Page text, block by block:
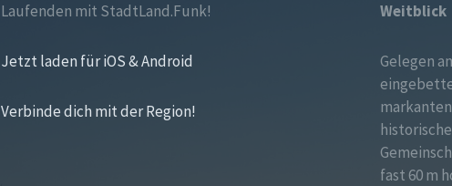
Laufenden mit StadtLand.Funk!
Jetzt laden für iOS & Android
Verbinde dich mit der Region!
Weitblick
Gelegen
markanten
fast 60 m